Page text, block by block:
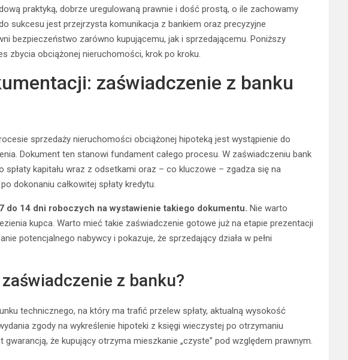
praktyką, dobrze uregulowaną prawnie i dość prostą, o ile zachowamy
sukcesu jest przejrzysta komunikacja z bankiem oraz precyzyjne
bezpieczeństwo zarówno kupującemu, jak i sprzedającemu. Poniższy
zbycia obciążonej nieruchomości, krok po kroku.
zaświadczenie z banku
sprzedaży nieruchomości obciążonej hipoteką jest wystąpienie do
Dokument ten stanowi fundament całego procesu. W zaświadczeniu bank
spłaty kapitału wraz z odsetkami oraz – co kluczowe – zgadza się na
dokonaniu całkowitej spłaty kredytu.
do 14 dni roboczych na wystawienie takiego dokumentu. Nie warto
kupca. Warto mieć takie zaświadczenie gotowe już na etapie prezentacji
potencjalnego nabywcy i pokazuje, że sprzedający działa w pełni
z banku?
technicznego, na który ma trafić przelew spłaty, aktualną wysokość
zgody na wykreślenie hipoteki z księgi wieczystej po otrzymaniu
że kupujący otrzyma mieszkanie „czyste” pod względem prawnym.